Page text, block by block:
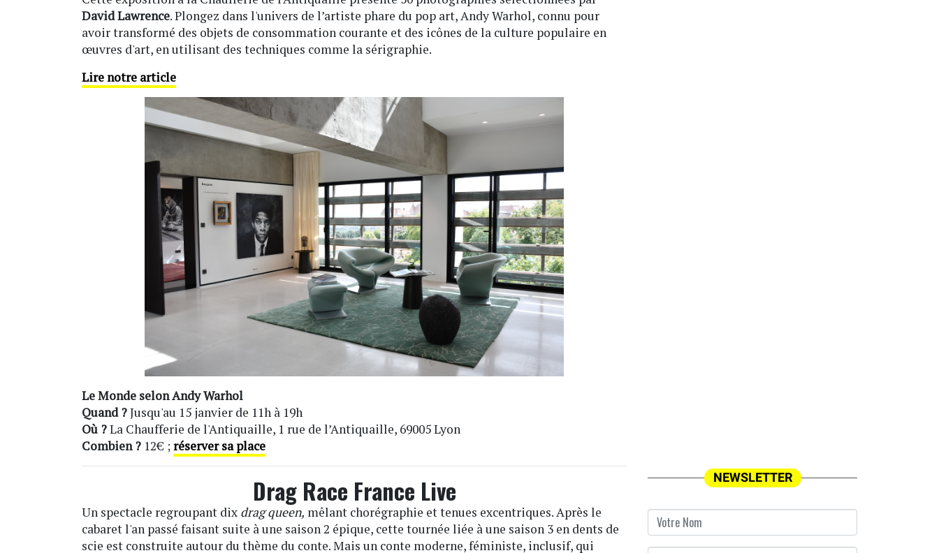
David Lawrence. Plongez dans l'univers de l’artiste phare du pop art, Andy Warhol, connu pour
avoir transformé des objets de consommation courante et des icônes de la culture populaire en
œuvres d'art, en utilisant des techniques comme la sérigraphie.
Lire notre article
Le Monde selon Andy Warhol
Quand ?Jusqu'au 15 janvier de 11h à 19h
Où ?La Chaufferie de l'Antiquaille, 1 rue de l’Antiquaille, 69005 Lyon
Combien ? 12€ ; réserver sa place
Drag Race France Live
Un spectacle regroupant dix drag queen, mêlant chorégraphie et tenues excentriques. Après le
cabaret l'an passé faisant suite à une saison 2 épique, cette tournée liée à une saison 3 en dents de
scie est construite autour du thème du conte. Mais un conte moderne, féministe, inclusif, qui
NEWSLETTER